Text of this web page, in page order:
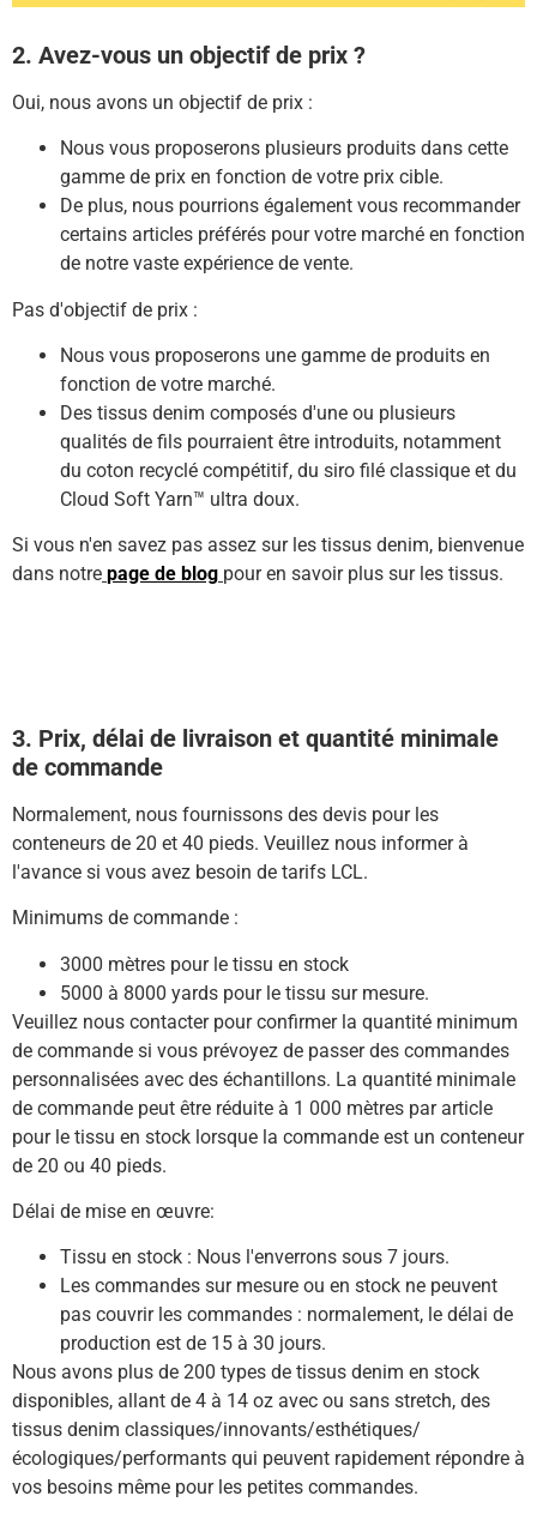
2. Avez-vous un objectif de prix ?
Oui, nous avons un objectif de prix :
Nous vous proposerons plusieurs produits dans cette
gamme de prix en fonction de votre prix cible.
De plus, nous pourrions également vous recommander
certains articles préférés pour votre marché en fonction
de notre vaste expérience de vente.
Pas d'objectif de prix :
Nous vous proposerons une gamme de produits en
fonction de votre marché.
Des tissus denim composés d'une ou plusieurs
qualités de fils pourraient être introduits, notamment
du coton recyclé compétitif, du siro filé classique et du
Cloud Soft Yarn™ ultra doux.
Si vous n'en savez pas assez sur les tissus denim, bienvenue
dans notre page de blog pour en savoir plus sur les tissus.
3. Prix, délai de livraison et quantité minimale
de commande
Normalement, nous fournissons des devis pour les
conteneurs de 20 et 40 pieds. Veuillez nous informer à
l'avance si vous avez besoin de tarifs LCL.
Minimums de commande :
3000 mètres pour le tissu en stock
5000 à 8000 yards pour le tissu sur mesure.
Veuillez nous contacter pour confirmer la quantité minimum
de commande si vous prévoyez de passer des commandes
personnalisées avec des échantillons. La quantité minimale
de commande peut être réduite à 1 000 mètres par article
pour le tissu en stock lorsque la commande est un conteneur
de 20 ou 40 pieds.
Délai de mise en œuvre:
Tissu en stock : Nous l'enverrons sous 7 jours.
Les commandes sur mesure ou en stock ne peuvent
pas couvrir les commandes : normalement, le délai de
production est de 15 à 30 jours.
Nous avons plus de 200 types de tissus denim en stock
disponibles, allant de 4 à 14 oz avec ou sans stretch, des
tissus denim classiques/innovants/esthétiques/
écologiques/performants qui peuvent rapidement répondre à
vos besoins même pour les petites commandes.